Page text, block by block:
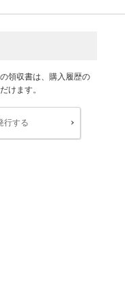
領収書は、購入履歴の
けます。
行する